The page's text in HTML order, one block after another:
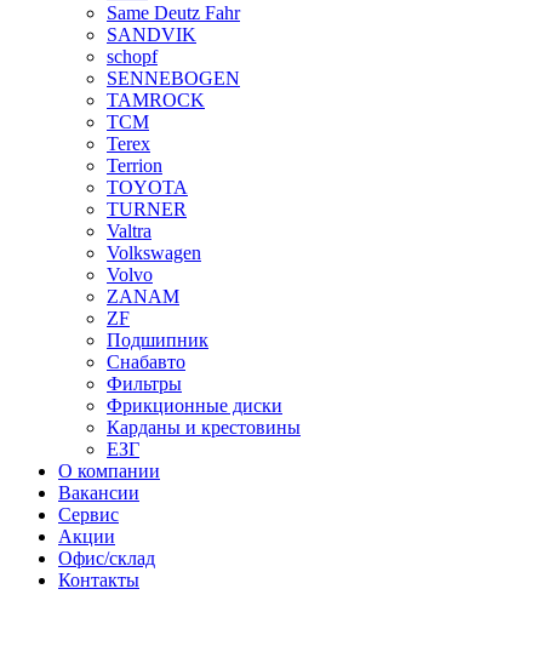
Same Deutz Fahr
SANDVIK
schopf
SENNEBOGEN
TAMROCK
TCM
Terex
Terrion
TOYOTA
TURNER
Valtra
Volkswagen
Volvo
ZANAM
ZF
Подшипник
Снабавто
Фильтры
Фрикционные диски
Карданы и крестовины
ЕЗГ
О компании
Вакансии
Сервис
Акции
Офис/склад
Контакты